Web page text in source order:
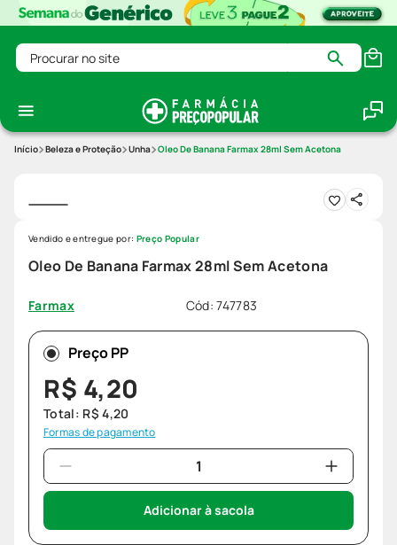
Procurar no site
Beleza e Proteção Unha Oleo De Banana Farmax 28ml Sem Acetona
Oleo De Banana Farmax 28ml Sem Acetona
Farmax Cód:747783
Vendido e entregue por: Preço Popular
Preço PP
R$ 4,20
Total: R$ 4,20
Formas de pagamento
Adicionar à sacola